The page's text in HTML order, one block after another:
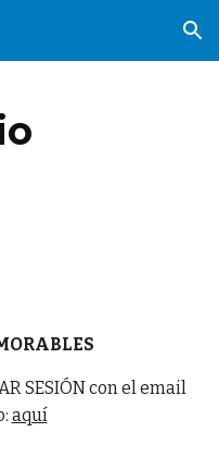
Skip to navigation
SESIÓN con el email
aquí